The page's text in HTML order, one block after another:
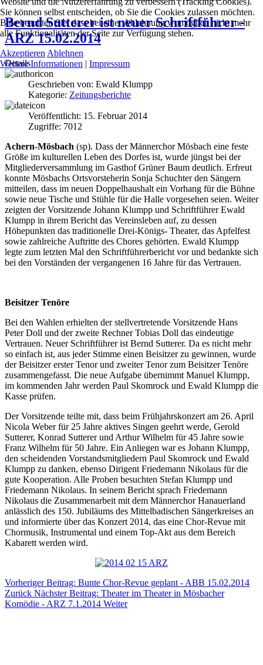
Bernd Sutterer ist neuer Schriftführer -
ARZ 15.02.2014
Details
Geschrieben von: Ewald Klumpp
Kategorie: Zeitungsberichte
Veröffentlicht: 15. Februar 2014
Zugriffe: 7012
Achern-Mösbach (sp). Dass der Männerchor Mösbach ei­ne feste
Größe im kulturellen Leben des Dorfes ist, wurde jüngst bei der
Mitgliederver­sammlung im Gasthof Grüner Baum deutlich. Erfreut
konn­te Mösbachs Ortsvorsteherin Sonja Schuchter den Sängern
mitteilen, dass im neuen Dop­pelhaushalt ein Vorhang für die Bühne
sowie neue Tische und Stühle für die Halle vorge­sehen seien. Weiter
zeigten der Vorsit­zende Johann Klumpp und Schriftführer Ewald
Klumpp in ihrem Bericht das Vereinsle­ben auf, zu dessen
Höhepunk­ten das traditionelle Drei-Kö­nigs- Theater, das Apfelfest
sowie zahlreiche Auftritte des Chores gehörten. Ewald Klumpp
legte zum letzten Mal den Schriftführerbericht vor und bedankte sich
bei den Vor­ständen der vergangenen 16 Jahre für das Vertrauen.
Beisitzer Tenöre
Bei den Wahlen erhielten der stellvertretende Vorsit­zende Hans
Peter Doll und der zweite Rechner Tobias Doll das eindeutige
Vertrauen. Neuer Schriftführer ist Bernd Sutte­rer. Da es nicht mehr
so einfach ist, aus jeder Stimme einen Bei­sitzerzu gewinnen, wurde
der Beisitzer erster Tenor und zweiter Tenor zum Beisitzer Tenöre
zusammengefasst. Die neue Aufgabe übernimmt Ma­nuel Klumpp,
im kommenden Jahr werden Paul Skomrock und Ewald Klumpp die
Kasse prüfen.
Der Vorsitzende teilte mit, dass beim Frühjahrskonzert am 26. April
Nicola Weber für 25 Jahre aktives Singen geehrt werde, Gerold
Sutterer, Kon­rad Sutterer und Arthur Wil­helm für 45 Jahre sowie
Franz Wilhelm für 50 Jahre. Ein An­liegen war es Johann Klumpp,
den scheidenden Vorstands­mitgliedern Paul Skomrock und Ewald
Klumpp zu danken, ebenso Dirigent Friedemann Nikolaus für die
gute Koope­ration. Alle Proben besuch­ten Stefan Klumpp und
Friede­mann Nikolaus. In seinem Bericht sprach Friedemann
Nikolaus die Zu­sammenarbeit mit dem Män­nerchor Hanauerland
anläss­lich des 150. Jubiläums des Mittelbadischen Sängerkreises an
und informierte über das Konzert 2014, das eine Chor-Revue mit
Chormusik, Instru­mental und einem Top-Akt aus dem Bereich
Kabarett werden wird.
Vorheriger Beitrag: Bunte Chor-Revue geplant - ABB 15.02.2014
Zurück Nächster Beitrag: Theater im Theater in Mösbacher
Komödie - ARZ 7.1.2014 Weiter
Sie können selbst entscheiden, ob Sie die Cookies zulassen möchten.
Bitte beachten Sie, dass bei einer Ablehnung womöglich nicht mehr
alle Funktionalitäten der Seite zur Verfügung stehen.
Akzeptieren Ablehnen
Weitere Informationen | Impressum